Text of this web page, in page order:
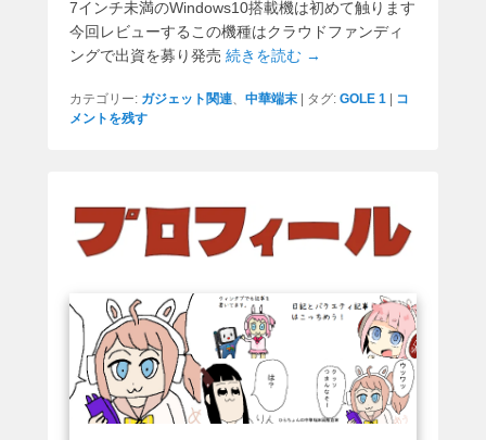
7インチ未満のWindows10搭載機は初めて触ります
今回レビューするこの機種はクラウドファンディ
ングで出資を募り発売 続きを読む →
カテゴリー: ガジェット関連、 中華端末 | タグ: GOLE 1 | コ
メントを残す